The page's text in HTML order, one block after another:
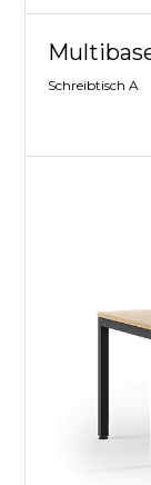
Schreibtisch A